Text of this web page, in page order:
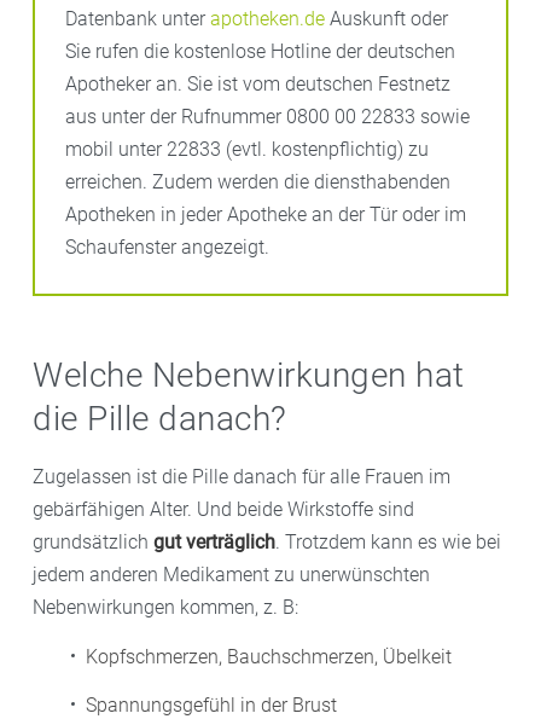
Datenbank unter apotheken.de Auskunft oder
Sie rufen die kostenlose Hotline der deutschen
Apotheker an. Sie ist vom deutschen Festnetz
aus unter der Rufnummer 0800 00 22833 sowie
mobil unter 22833 (evtl. kostenpflichtig) zu
erreichen. Zudem werden die diensthabenden
Apotheken in jeder Apotheke an der Tür oder im
Schaufenster angezeigt.
Welche Nebenwirkungen hat
die Pille danach?
Zugelassen ist die Pille danach für alle Frauen im
gebärfähigen Alter. Und beide Wirkstoffe sind
grundsätzlich gut verträglich. Trotzdem kann es wie bei
jedem anderen Medikament zu unerwünschten
Nebenwirkungen kommen, z. B:
Kopfschmerzen, Bauchschmerzen, Übelkeit
Spannungsgefühl in der Brust